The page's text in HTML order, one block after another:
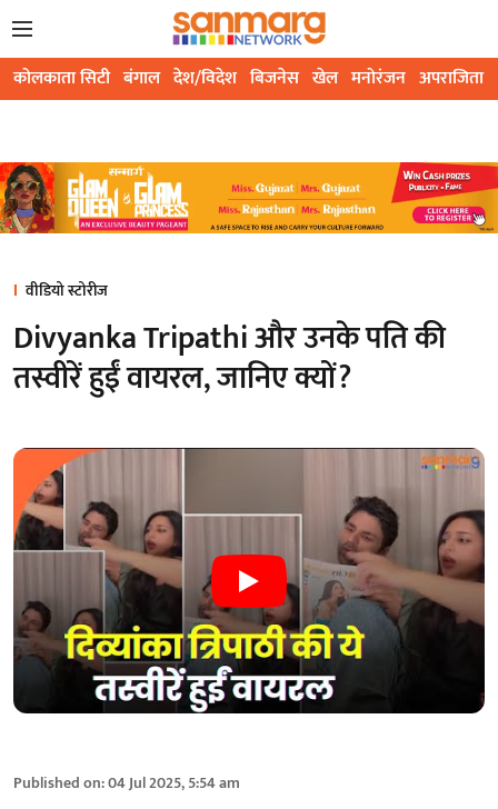
कोलकाता सिटी बंगाल देश/विदेश बिजनेस खेल मनोरंजन अपराजिता
वीडियो स्टोरीज
Divyanka Tripathi और उनके पति की
तस्वीरें हुईं वायरल, जानिए क्यों?
Published on:04 Jul 2025, 5:54 am